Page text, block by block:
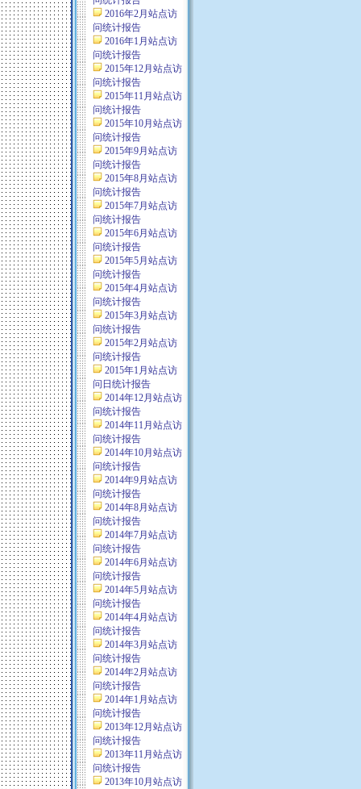
2016年2月站点访
问统计报告
2016年1月站点访
问统计报告
2015年12月站点访
问统计报告
2015年11月站点访
问统计报告
2015年10月站点访
问统计报告
2015年9月站点访
问统计报告
2015年8月站点访
问统计报告
2015年7月站点访
问统计报告
2015年6月站点访
问统计报告
2015年5月站点访
问统计报告
2015年4月站点访
问统计报告
2015年3月站点访
问统计报告
2015年2月站点访
问统计报告
2015年1月站点访
问日统计报告
2014年12月站点访
问统计报告
2014年11月站点访
问统计报告
2014年10月站点访
问统计报告
2014年9月站点访
问统计报告
2014年8月站点访
问统计报告
2014年7月站点访
问统计报告
2014年6月站点访
问统计报告
2014年5月站点访
问统计报告
2014年4月站点访
问统计报告
2014年3月站点访
问统计报告
2014年2月站点访
问统计报告
2014年1月站点访
问统计报告
2013年12月站点访
问统计报告
2013年11月站点访
问统计报告
2013年10月站点访